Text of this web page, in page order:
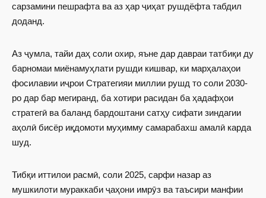
сарзамини пешрафта ва аз ҳар ҷиҳат рушдёфта табдил
доданд.
Аз ҷумла, тайи даҳ соли охир, яъне дар давраи татбиқи ду
барномаи миёнамуҳлати рушди кишвар, ки марҳалаҳои
фосилавии иҷрои Стратегияи миллии рушд то соли 2030-
ро дар бар мегиранд, ба хотири расидан ба ҳадафҳои
стратегӣ ва баланд бардоштани сатҳу сифати зиндагии
аҳолӣ бисёр иқдомоти муҳимму самарабахш амалӣ карда
шуд.
Тибқи иттилои расмӣ, соли 2025, сарфи назар аз
мушкилоти мураккаби ҷаҳони имрӯз ва таъсири манфии